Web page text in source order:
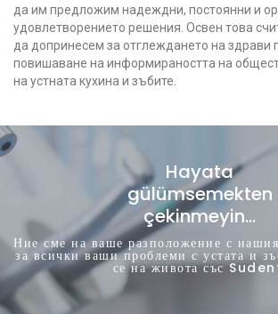
да им предложим надеждни, постоянни и
удовлетворението решения. Освен това
да допринесем за отглеждането на здрави
повишаване на информираността на
на устната кухина и зъбите.
Hayata
gülümsemekten
çekinmeyin...
Ние сме на ваше разположение с
за всички ваши проблеми с устата и
се на живота със